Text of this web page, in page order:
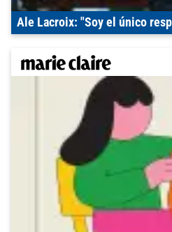
Ale Lacroix: "Soy el único